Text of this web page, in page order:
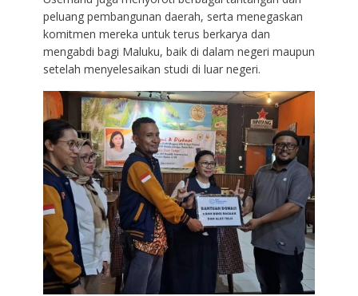
peluang pembangunan daerah, serta menegaskan
komitmen mereka untuk terus berkarya dan
mengabdi bagi Maluku, baik di dalam negeri maupun
setelah menyelesaikan studi di luar negeri.